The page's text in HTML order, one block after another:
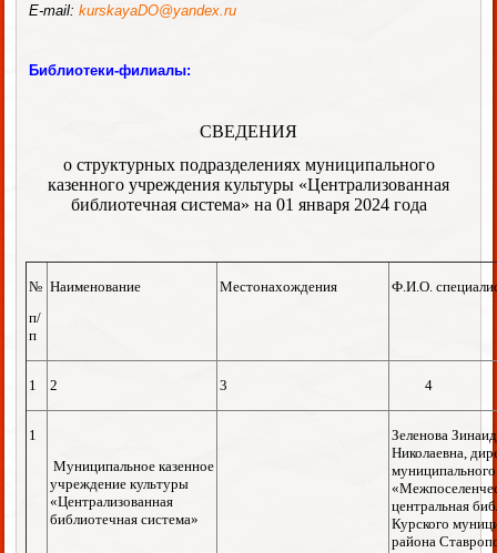
E-mail:kurskayaDO@yandex.ru
Библиотеки-филиалы:
СВЕДЕНИЯ
о структурных подразделениях муниципального
казенного учреждения культуры «Централизованная
библиотечная система» на 01 января 2024 года
№
п/
п
Наименование Местонахождения Ф.И.О.
1 2 3 4
1
Муниципальное казенное
учреждение культуры
«Централизованная
библиотечная система»
Зеленова
Николаевна,
центральная
Курского
района